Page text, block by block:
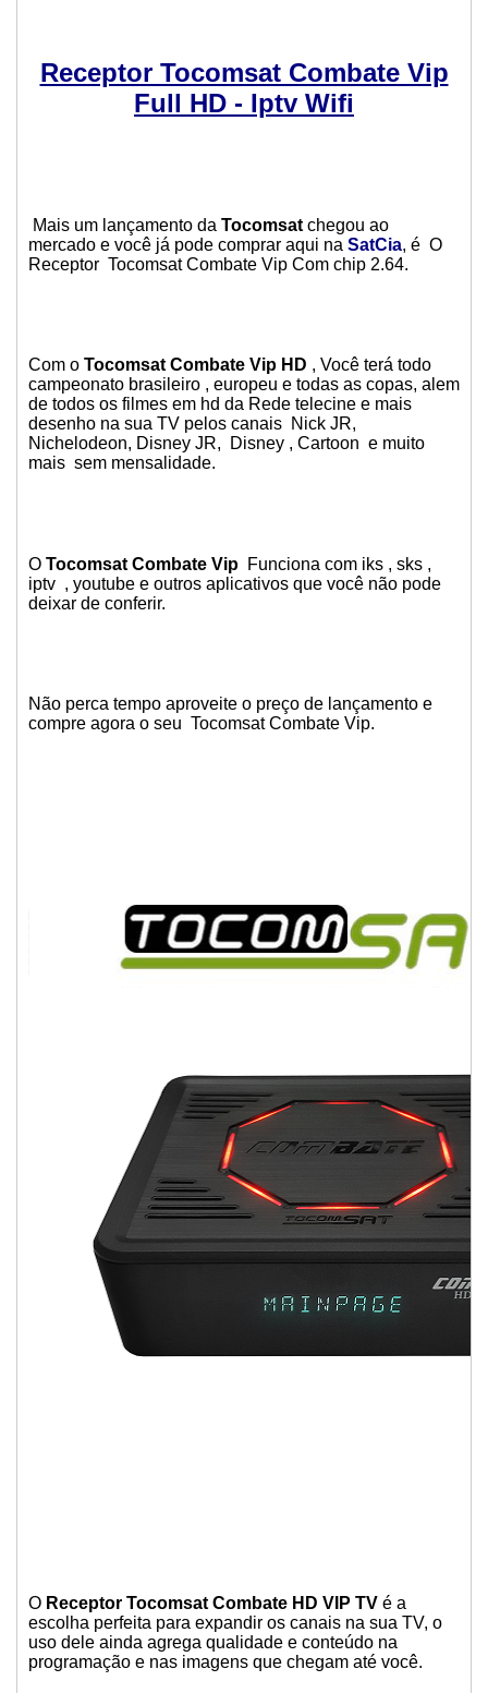
Receptor Tocomsat Combate Vip
Full HD - Iptv Wifi
Mais um lançamento da Tocomsat chegou ao
mercado e você já pode comprar aqui na SatCia, é O
Receptor Tocomsat Combate Vip Com chip 2.64.
Com o Tocomsat Combate Vip HD , Você terá todo
campeonato brasileiro , europeu e todas as copas, alem
de todos os filmes em hd da Rede telecine e mais
desenho na sua TV pelos canais Nick JR,
Nichelodeon, Disney JR, Disney , Cartoon e muito
mais sem mensalidade.
O Tocomsat Combate Vip Funciona com iks , sks ,
iptv , youtube e outros aplicativos que você não pode
deixar de conferir.
Não perca tempo aproveite o preço de lançamento e
compre agora o seu Tocomsat Combate Vip.
O Receptor Tocomsat Combate HD VIP TV é a
escolha perfeita para expandir os canais na sua TV, o
uso dele ainda agrega qualidade e conteúdo na
programação e nas imagens que chegam até você.